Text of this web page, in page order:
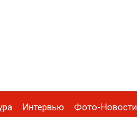
Интервью Фото-Новости